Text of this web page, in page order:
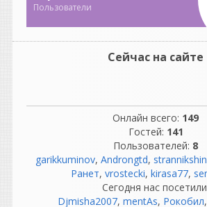
не согласна с этим
В нем есть доля
ностальгии, но как
описание реальности он
сильно идеализирован.
Разберем по частям.
«Как же было спокойно до
появления компа...»
Пользователи
Сейчас на сайте
Онлайн всего: 149
Гостей: 141
Пользователей: 8
garikkuminov, Androngtd,
Ранет, vrostecki, kirasa77,
Сегодня нас
Djmisha2007, mentAs, Рокобил,